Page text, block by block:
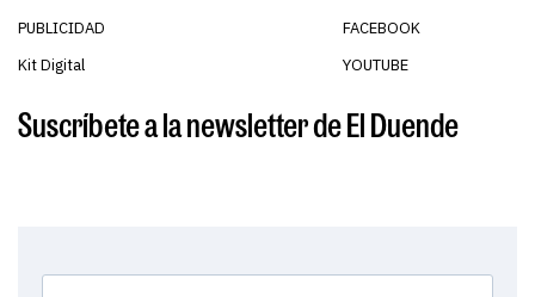
PUBLICIDAD
Kit Digital
FACEBOOK
YOUTUBE
Suscríbete a la newsletter de El Duende